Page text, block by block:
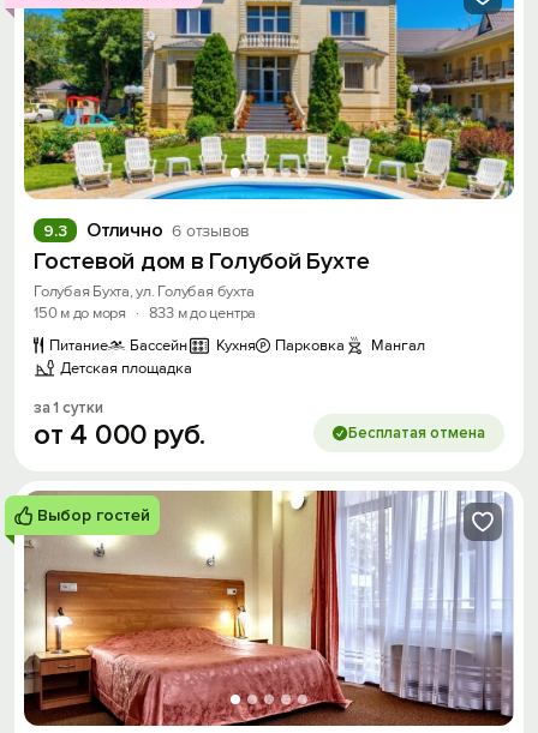
Отлично 6 отзывов
9.3
Гостевой дом в Голубой Бухте
Голубая Бухта, ул. Голубая бухта
150 м до моря
· 833 м до центра
Питание
Бассейн Кухня Парковка
Мангал
Детская площадка
за 1 сутки
от 4 000 руб. Бесплатая отмена
Выбор гостей